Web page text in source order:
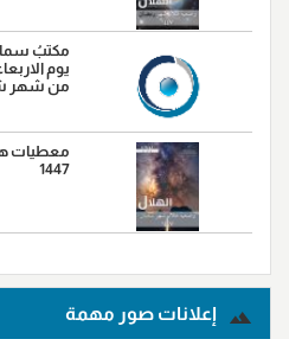
مكتبُ
من شهر
معطيات
1447
إعلانات صور مهمة